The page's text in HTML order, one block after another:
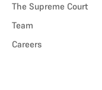
The Supreme Court
Team
Careers